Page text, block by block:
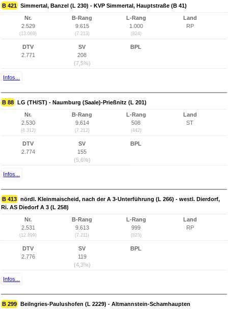
B 421 Simmertal, Banzel (L 230) - KVP Simmertal, Hauptstraße (B 41)
Nr.
2.529
(13.069)
B-Rang
9.615
(7.213)
L-Rang
1.000
(824)
Land
RP
DTV
2.771
SV
208
(7,5%)
BPL
Infos...
B 88 LG (TH/ST) - Naumburg (Saale)-Prießnitz (L 201)
Nr.
2.530
(8.312)
B-Rang
9.614
(7.212)
L-Rang
508
(442)
Land
ST
DTV
2.774
SV
155
(5,6%)
BPL
Infos...
B 413 nördl. Kleinmaischeid, nach der A 3-Unterführung (L 266) - westl. Dierdorf,
Ri. AS Diedorf A 3 (L 258)
Nr.
2.531
(12.899)
B-Rang
9.613
(7.211)
L-Rang
999
(823)
Land
RP
DTV
2.776
SV
119
(4,3%)
BPL
Infos...
B 299 Beilngries-Paulushofen (L 2229) - Altmannstein-Schamhaupten